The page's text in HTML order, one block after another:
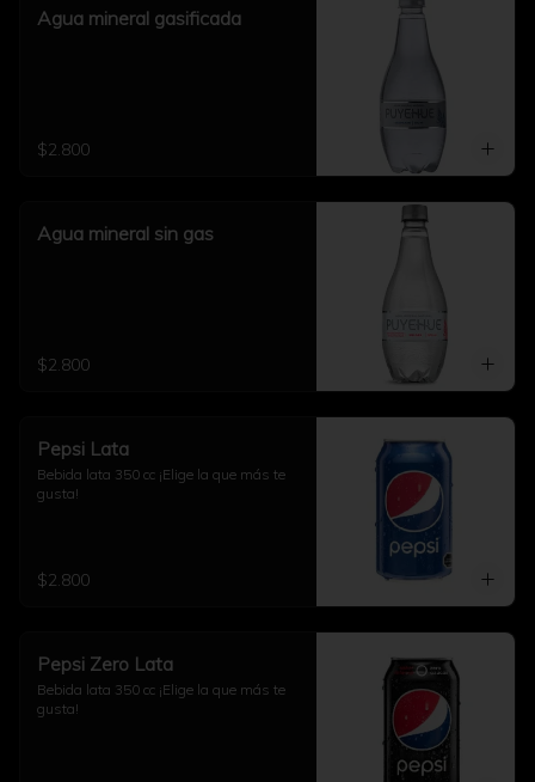
Agua mineral gasificada
$2.800
Agua mineral sin gas
$2.800
Pepsi Lata
Bebida lata 350 cc ¡Elige la que más te
gusta!
$2.800
Pepsi Zero Lata
Bebida lata 350 cc ¡Elige la que más te
gusta!